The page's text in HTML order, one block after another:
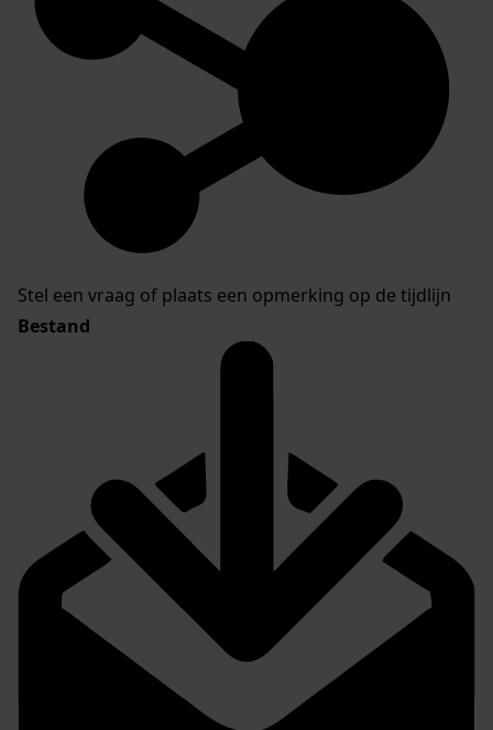
Stel een vraag of plaats een opmerking op de tijdlijn
Bestand